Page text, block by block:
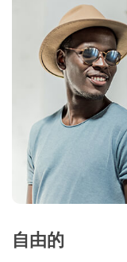
自由的